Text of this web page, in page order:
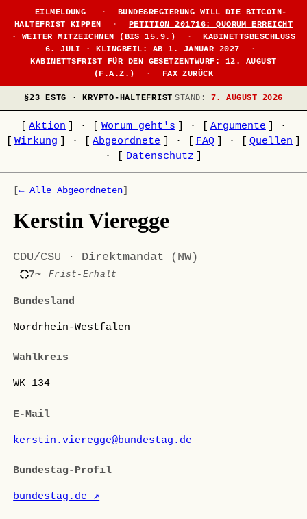
EILMELDUNG ·
BUNDESREGIERUNG WILL DIE BITCOIN-
HALTEFRIST KIPPEN
·
PETITION 201716: QUORUM ERREICHT
· WEITER MITZEICHNEN (BIS 15.9.)
·
KABINETTSBESCHLUSS
6. JULI · KLINGBEIL: AB 1. JANUAR 2027
·
KABINETTSFRIST FÜR DEN GESETZENTWURF: 12. AUGUST
(F.A.Z.)
· FAX ZURÜCK
§23 ESTG · KRYPTO-HALTEFRIST STAND: 7. AUGUST 2026
Aktion · Worum geht's · Argumente
·
Wirkung · Abgeordnete · FAQ · Quellen
·
Datenschutz
[← Alle Abgeordneten]
Kerstin Vieregge
CDU/CSU · Direktmandat (NW)
7~ Frist-Erhalt
Bundesland
Nordrhein-Westfalen
Wahlkreis
WK 134
E-Mail
kerstin.vieregge@bundestag.de
Bundestag-Profil
bundestag.de ↗